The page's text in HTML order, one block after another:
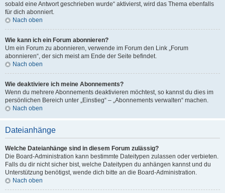
sobald eine Antwort geschrieben wurde“ aktivierst, wird das Thema ebenfalls
für dich abonniert.
Nach oben
Wie kann ich ein Forum abonnieren?
Um ein Forum zu abonnieren, verwende im Forum den Link „Forum
abonnieren“, der sich meist am Ende der Seite befindet.
Nach oben
Wie deaktiviere ich meine Abonnements?
Wenn du mehrere Abonnements deaktivieren möchtest, so kannst du dies im
persönlichen Bereich unter „Einstieg“ – „Abonnements verwalten“ machen.
Nach oben
Dateianhänge
Welche Dateianhänge sind in diesem Forum zulässig?
Die Board-Administration kann bestimmte Dateitypen zulassen oder verbieten.
Falls du dir nicht sicher bist, welche Dateitypen du anhängen kannst und du
Unterstützung benötigst, wende dich bitte an die Board-Administration.
Nach oben